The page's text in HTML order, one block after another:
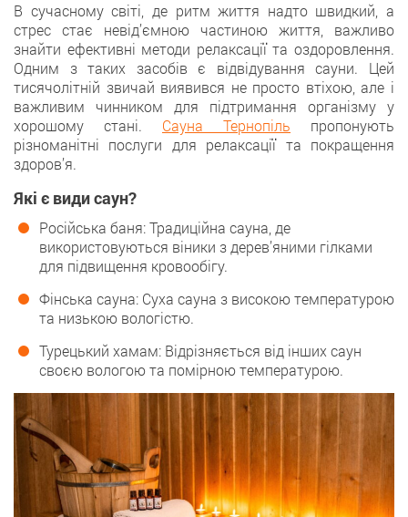
В сучасному світі, де ритм життя надто швидкий, а
стрес стає невід’ємною частиною життя, важливо
знайти ефективні методи релаксації та оздоровлення.
Одним з таких засобів є відвідування сауни. Цей
тисячолітній звичай виявився не просто втіхою, але і
важливим чинником для підтримання організму у
хорошому стані. Сауна Тернопіль пропонують
різноманітні послуги для релаксації та покращення
здоров’я.
Які є види саун?
Російська баня: Традиційна сауна, де
використовуються віники з дерев’яними гілками
для підвищення кровообігу.
Фінська сауна: Суха сауна з високою температурою
та низькою вологістю.
Турецький хамам: Відрізняється від інших саун
своєю вологою та помірною температурою.